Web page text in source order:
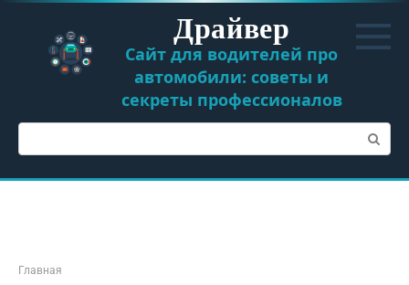
Перейти
контенту
Драйвер
Сайт для водителей про
автомобили: советы и
секреты профессионалов
Поиск:
Главная